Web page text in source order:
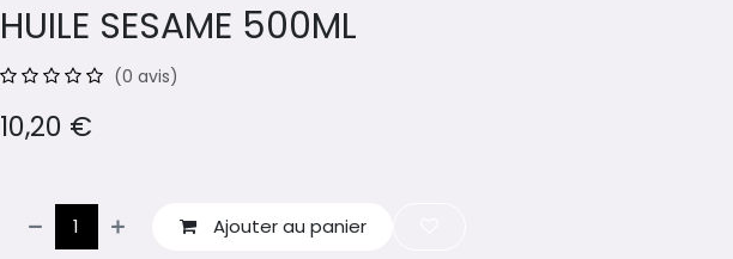
HUILE SESAME 500ML
(0 avis)
10,20 €
Ajouter au panier